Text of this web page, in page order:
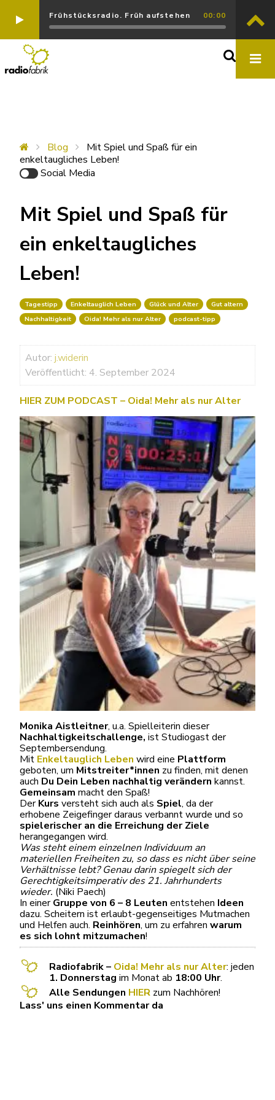
Frühstücksradio. Früh aufstehen 00:00
Blog
Mit Spiel und Spaß für ein
enkeltaugliches Leben!
Social Media
Mit Spiel und Spaß für
ein enkeltaugliches
Leben!
Tagestipp Enkeltauglich Leben Glück und Alter
Gut altern
Nachhaltigkeit
Oida! Mehr als nur Alter podcast-tipp
Autor: j.widerin
Veröffentlicht: 4. September 2024
HIER ZUM PODCAST – Oida! Mehr als nur Alter
Monika Aistleitner, u.a. Spielleiterin dieser
Nachhaltigkeitschallenge, ist Studiogast der
Septembersendung.
Mit Enkeltauglich Leben wird eine Plattform
geboten, um Mitstreiter*innen zu finden, mit denen
auch Du Dein Leben nachhaltig verändern kannst.
Gemeinsam macht den Spaß!
DerKurs versteht sich auch als Spiel, da der
erhobene Zeigefinger daraus verbannt wurde und so
spielerischer an die Erreichung der Ziele
herangegangen wird.
Was steht einem einzelnen Individuum an
materiellen Freiheiten zu, so dass es nicht über seine
Verhältnisse lebt? Genau darin spiegelt sich der
Gerechtigkeitsimperativ des 21. Jahrhunderts
wieder. (Niki Paech)
In einerGruppe von 6 – 8 Leuten entstehen Ideen
dazu. Scheitern ist erlaubt-gegenseitiges Mutmachen
und Helfen auch. Reinhören, um zu erfahren warum
es sich lohnt mitzumachen!
Radiofabrik – Oida! Mehr als nur Alter: jeden
1. Donnerstag im Monat ab 18:00 Uhr.
Alle Sendungen HIER zum Nachhören!
Lass' uns einen Kommentar da